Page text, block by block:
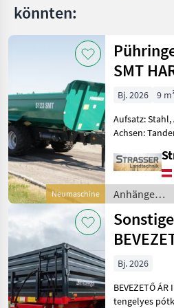
RDS
6000
Marktplatz Händlerangebote
könnten:
Neumaschine
SMT
20t
Bj. 2026
9
Aufsatz: Stahl,
Achsen:
Kipper,
Mittelrunge,
Automatische
Hyd
Anhänger /
Pühringer
Sonstige
PALAZ 1
tengelyes
Bj. 2026
BEVEZETŐ ÁR
tengelyes